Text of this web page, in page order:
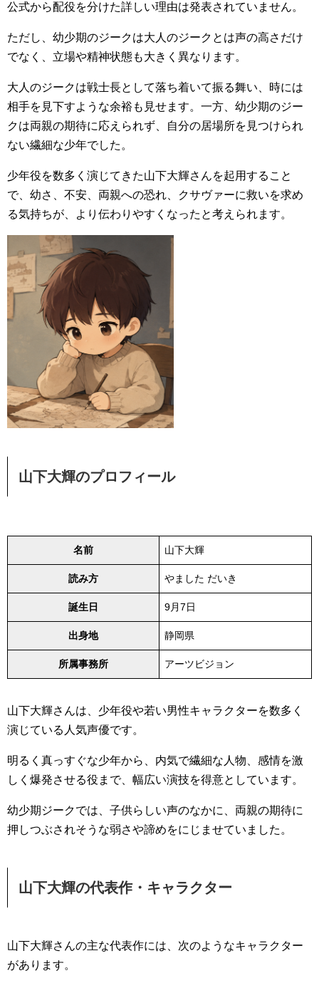
公式から配役を分けた詳しい理由は発表されていません。
ただし、幼少期のジークは大人のジークとは声の高さだけ
でなく、立場や精神状態も大きく異なります。
大人のジークは戦士長として落ち着いて振る舞い、時には
相手を見下すような余裕も見せます。一方、幼少期のジー
クは両親の期待に応えられず、自分の居場所を見つけられ
ない繊細な少年でした。
少年役を数多く演じてきた山下大輝さんを起用すること
で、幼さ、不安、両親への恐れ、クサヴァーに救いを求め
る気持ちが、より伝わりやすくなったと考えられます。
山下大輝のプロフィール
名前 山下大輝
読み方 やました だいき
誕生日 9月7日
出身地 静岡県
所属事務所 アーツビジョン
山下大輝さんは、少年役や若い男性キャラクターを数多く
演じている人気声優です。
明るく真っすぐな少年から、内気で繊細な人物、感情を激
しく爆発させる役まで、幅広い演技を得意としています。
幼少期ジークでは、子供らしい声のなかに、両親の期待に
押しつぶされそうな弱さや諦めをにじませていました。
山下大輝の代表作・キャラクター
山下大輝さんの主な代表作には、次のようなキャラクター
があります。